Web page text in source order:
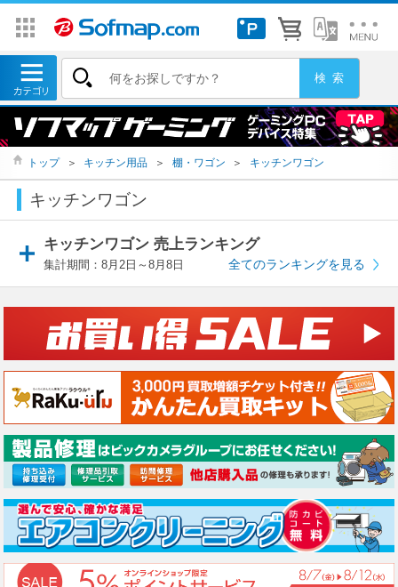
トップ ＞ キッチン用品 ＞ 棚・ワゴン ＞ キッチンワゴン
キッチンワゴン
キッチンワゴン 売上ランキング
集計期間：8月2日～8月8日 全てのランキングを見る